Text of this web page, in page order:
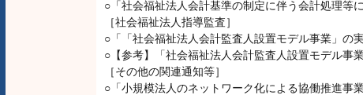
○「社会福祉法人会計基準の制定に伴う会計処理等
［社会福祉法人指導監査］
○「「社会福祉法人会計監査人設置モデル事業」の
○【参考】「社会福祉法人会計監査人設置モデル事
［その他の関連通知等］
○「小規模法人のネットワーク化による協働推進事